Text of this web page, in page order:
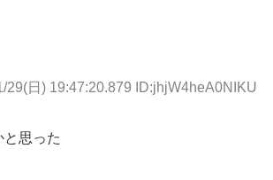
29(日) 19:47:20.879 ID:jhjW4heA0NIKU
思った